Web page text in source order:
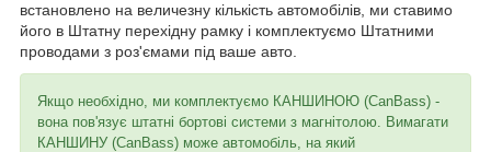
встановлено на величезну кількість автомобілів, ми ставимо
його в Штатну перехідну рамку і комплектуємо Штатними
проводами з роз'ємами під ваше авто.
Якщо необхідно, ми комплектуємо КАНШИНОЮ (CanBass) -
вона пов'язує штатні бортові системи з магнітолою. Вимагати
КАНШИНУ (CanBass) може автомобіль, на який